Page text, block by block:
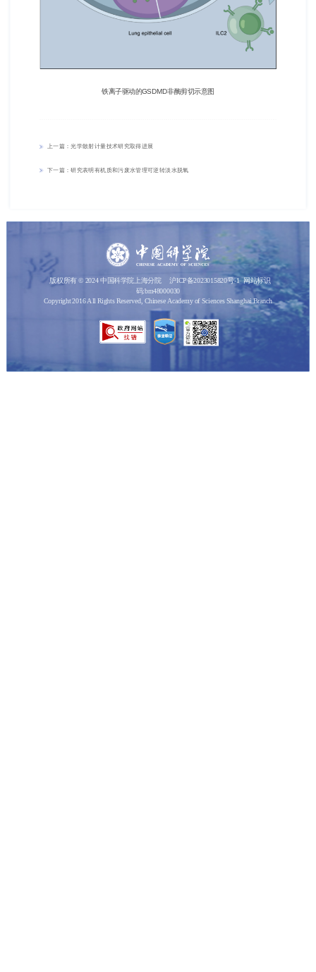
铁离子驱动的GSDMD非酶剪切示意图
上一篇：光学散射计量技术研究取得进展
下一篇：研究表明有机质和污废水管理可逆转淡水脱氧
版权所有 © 2024 中国科学院上海分院 沪ICP备2023015820号-1
网站标识
码:bm48000030
Copyright 2016 All Rights Reserved, Chinese Academy of Sciences Shanghai Branch